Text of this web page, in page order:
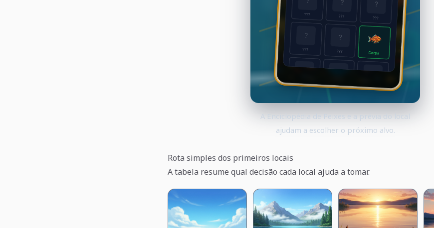
A Enciclopédia de Peixes e a prévia do local
ajudam a escolher o próximo alvo.
Rota simples dos primeiros locais
A tabela resume qual decisão cada local ajuda a tomar.